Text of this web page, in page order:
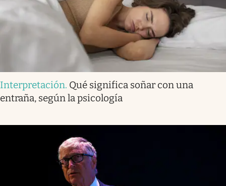
Interpretación. Qué significa soñar con una
entraña, según la psicología